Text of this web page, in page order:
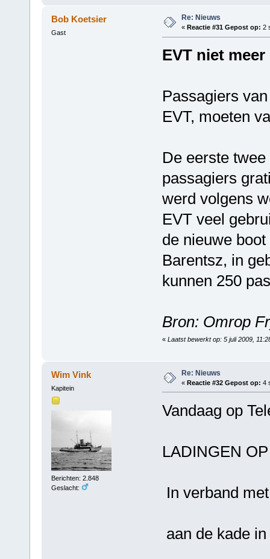
Bob Koetsier
Gast
Re: Nieuws
« Reactie #31 Gepost op: 2
EVT niet
Passagiers
EVT, moeten
De eerste
passagiers
werd volgens
EVT veel
de nieuwe
Barentsz, in
kunnen 250
Bron: Omrop
« Laatst bewerkt op: 5 juli 2009,
Wim Vink
Kapitein
Berichten: 2.848
Geslacht:
Re: Nieuws
« Reactie #32 Gepost op: 4
Vandaag op
In verband
aan de kade